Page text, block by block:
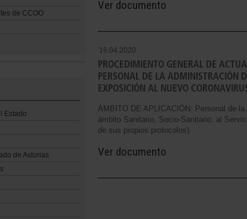
de CCOO
Estado
de Asturias
Ver documento
16.04.2020
PROCEDIMIENTO GENERAL DE
PERSONAL DE LA ADMINISTRACIÓN
EXPOSICIÓN AL NUEVO
ÁMBITO DE APLICACIÓN: Personal de
ámbito Sanitario, Socio-Sanitario, al
de sus propios protocolos).
Ver documento